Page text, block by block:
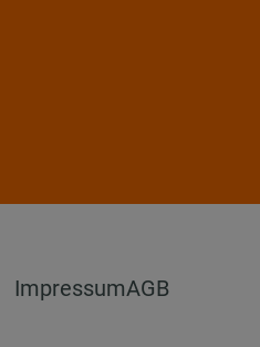
ImpressumAGB